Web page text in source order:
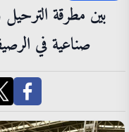
صناعية في